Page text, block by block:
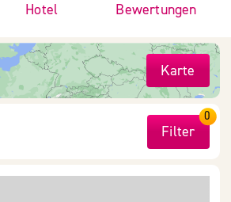
Hotel Bewertungen
Karte
Filter
0